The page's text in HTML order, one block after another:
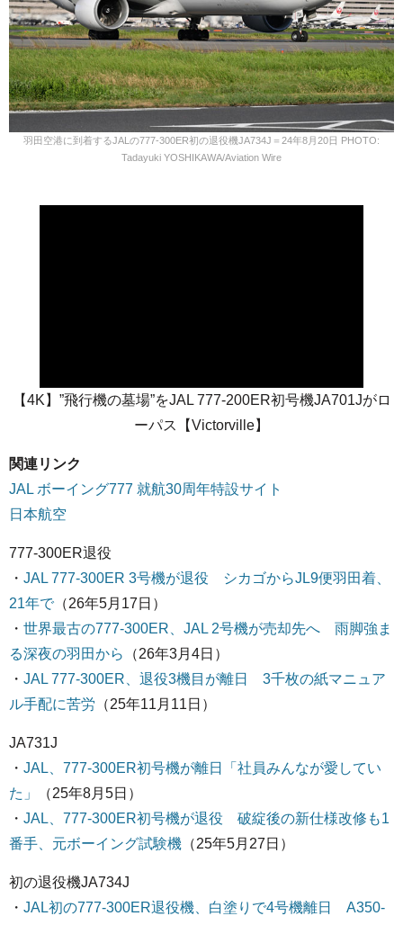
羽田空港に到着するJALの777-300ER初の退役機JA734J＝24年8月20日 PHOTO:
Tadayuki YOSHIKAWA/Aviation Wire
【4K】”飛行機の墓場”をJAL 777-200ER初号機JA701Jがロ
ーパス【Victorville】
関連リンク
JAL ボーイング777 就航30周年特設サイト
日本航空
777-300ER退役
・ JAL 777-300ER 3号機が退役 シカゴからJL9便羽田着、
21年で（26年5月17日）
・ 世界最古の777-300ER、JAL 2号機が売却先へ 雨脚強ま
る深夜の羽田から
（26年3月4日）
・ JAL 777-300ER、退役3機目が離日 3千枚の紙マニュア
ル手配に苦労 （25年11月11日）
JA731J
・ JAL、777-300ER初号機が離日「社員みんなが愛してい
た」
（25年8月5日）
・ JAL、777-300ER初号機が退役 破綻後の新仕様改修も1
番手、元ボーイング試験機 （25年5月27日）
初の退役機JA734J
・ JAL初の777-300ER退役機、白塗りで4号機離日 A350-